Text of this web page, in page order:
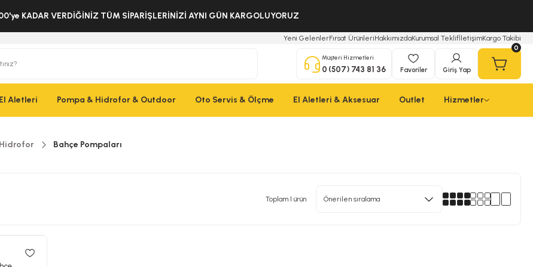
KADAR VERDİĞİNİZ TÜM SİPARİŞLERİNİZİ AYNI GÜN KARGOLUYORUZ
Yeni GelenlerFırsat ÜrünleriHakkımızdaKurumsal TeklifİletişimKargo Takibi
Müşteri Hizmetleri
0 (507) 743 81 36 Favoriler Giriş Yap
0
Aletleri Pompa & Hidrofor & Outdoor Oto Servis & Ölçme El Aletleri & Aksesuar Outlet Hizmetler
Bahçe Pompaları
Toplam 1 ürün